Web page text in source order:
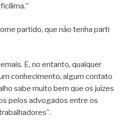
partido, que não tenha parti
E, no entanto, qualquer
conhecimento, algum contato
sabe muito bem que os juízes
pelos advogados entre os